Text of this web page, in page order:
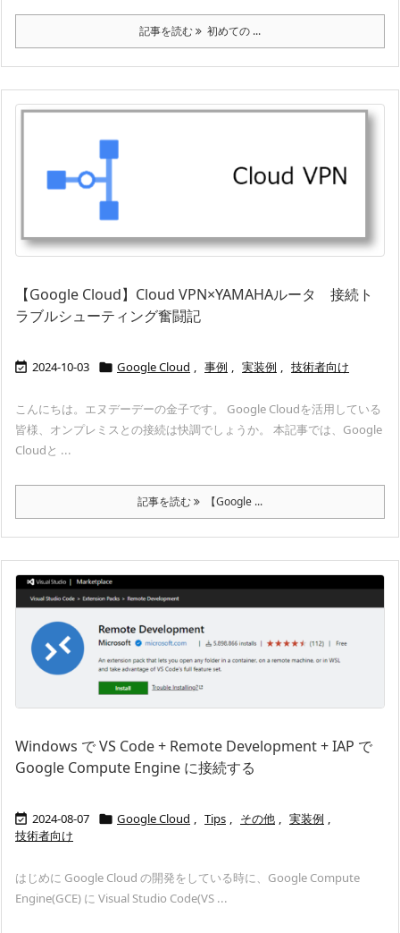
記事を読む 初めての ...
【Google Cloud】Cloud VPN×YAMAHAルータ 接続ト
ラブルシューティング奮闘記
 2024-10-03  Google Cloud , 事例 , 実装例 , 技術者向け
こんにちは。エヌデーデーの金子です。 Google Cloudを活用している
皆様、オンプレミスとの接続は快調でしょうか。 本記事では、Google
Cloudと ...
記事を読む 【Google ...
Windows で VS Code + Remote Development + IAP で
Google Compute Engine に接続する
 2024-08-07  Google Cloud , Tips , その他 , 実装例 ,
技術者向け
はじめに Google Cloud の開発をしている時に、Google Compute
Engine(GCE) に Visual Studio Code(VS ...